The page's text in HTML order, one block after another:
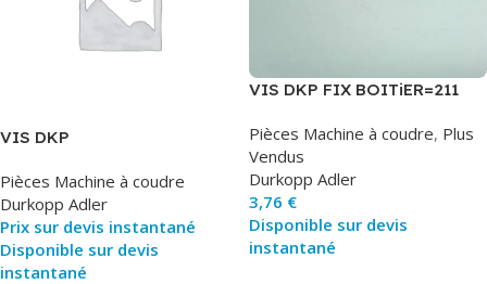
VIS DKP
Pièces Machine à coudre
Durkopp Adler
Prix sur devis instantané
Disponible sur devis
instantané
VIS DKP FIX BOITiER=211
Pièces Machine à coudre, Plus
Vendus
Durkopp Adler
3,76 €
Disponible sur devis
instantané